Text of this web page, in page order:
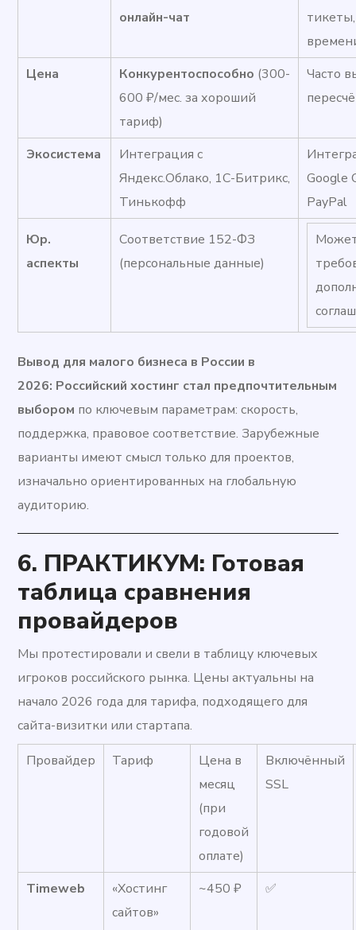
онлайн-чат
Цена
Конкурентоспособно (300-
600 ₽/мес. за хороший
тариф)
Часто
Экосистема
Интеграция с
Яндекс.Облако, 1С-Битрикс,
Тинькофф
Google
PayPal
Юр.
аспекты
Соответствие 152-ФЗ
(персональные данные)
Вывод для малого бизнеса в России в
2026: Российский хостинг стал предпочтительным
выбором по ключевым параметрам: скорость,
поддержка, правовое соответствие. Зарубежные
варианты имеют смысл только для проектов,
изначально ориентированных на глобальную
аудиторию.
6. ПРАКТИКУМ: Готовая
таблица сравнения
провайдеров
Мы протестировали и свели в таблицу ключевых
игроков российского рынка. Цены актуальны на
начало 2026 года для тарифа, подходящего для
сайта-визитки или стартапа.
Провайдер
Тариф
Цена в
месяц
(при
годовой
оплате)
Включённый
SSL
Timeweb
«Хостинг
сайтов»
~450 ₽ ✅